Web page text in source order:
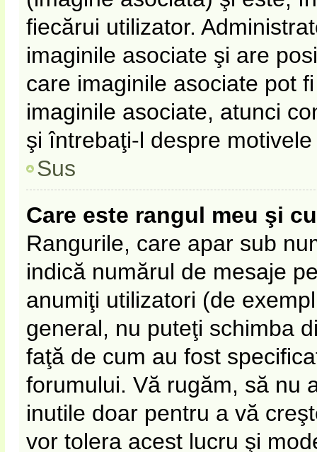
fiecărui utilizator.
imaginile asociate şi are
care imaginile asociate pot
imaginile asociate, atunci
şi întrebaţi-l despre
Sus
Care este rangul meu şi
Rangurile, care apar sub
indică numărul de mesaje
anumiţi utilizatori (de
general, nu puteţi schimba
faţă de cum au fost
forumului. Vă rugăm, să nu
inutile doar pentru a vă
vor tolera acest lucru şi